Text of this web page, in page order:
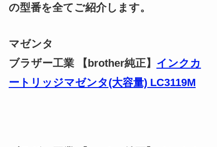
の型番を全てご紹介します。
マゼンタ
ブラザー工業 【brother純正】 インクカ
ートリッジマゼンタ(大容量) LC3119M